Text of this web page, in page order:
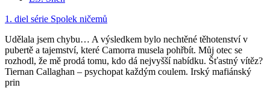
1. diel série Spolek ničemů
Udělala jsem chybu… A výsledkem bylo nechtěné těhotenství v
pubertě a tajemství, které Camorra musela pohřbít. Můj otec se
rozhodl, že mě prodá tomu, kdo dá nejvyšší nabídku. Šťastný vítěz?
Tiernan Callaghan – psychopat každým coulem. Irský mafiánský
prin